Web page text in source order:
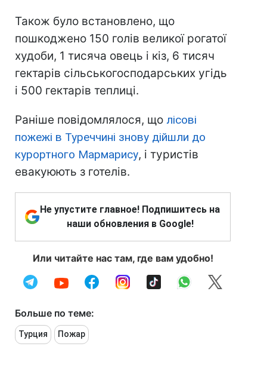
Також було встановлено, що
пошкоджено 150 голів великої рогатої
худоби, 1 тисяча овець і кіз, 6 тисяч
гектарів сільськогосподарських угідь
і 500 гектарів теплиці.
Раніше повідомлялося, що лісові
пожежі в Туреччині знову дійшли до
курортного Мармарису, і туристів
евакуюють з готелів.
Не упустите главное! Подпишитесь на
наши обновления в Google!
Или читайте нас там, где вам удобно!
Больше по теме:
Турция Пожар